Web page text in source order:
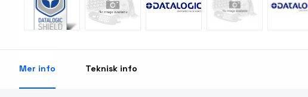
RFID Etiketter
RFID antenner
RFID Streckkodsläsare
PC-serien
Mer info Teknisk info